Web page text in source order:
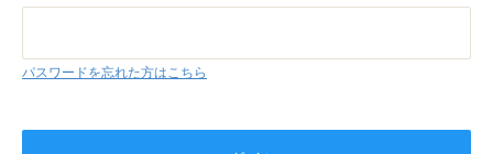
パスワードを忘れた方はこちら